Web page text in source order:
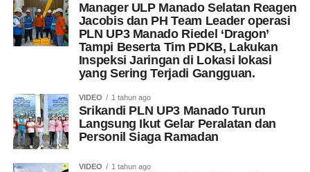
Manager ULP Manado Selatan Reagen
Jacobis dan PH Team Leader operasi
PLN UP3 Manado Riedel ‘Dragon’
Tampi Beserta Tim PDKB, Lakukan
Inspeksi Jaringan di Lokasi lokasi
yang Sering Terjadi Gangguan.
VIDEO 1 tahun ago
Srikandi PLN UP3 Manado Turun
Langsung Ikut Gelar Peralatan dan
Personil Siaga Ramadan
VIDEO 1 tahun ago